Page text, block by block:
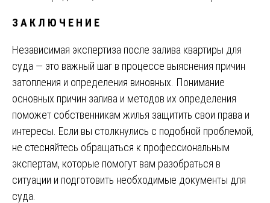
З А К Л Ю Ч Е Н И Е
Независимая экспертиза после залива квартиры для
суда — это важный шаг в процессе выяснения причин
затопления и определения виновных. Понимание
основных причин залива и методов их определения
поможет собственникам жилья защитить свои права и
интересы. Если вы столкнулись с подобной проблемой,
не стесняйтесь обращаться к профессиональным
экспертам, которые помогут вам разобраться в
ситуации и подготовить необходимые документы для
суда.